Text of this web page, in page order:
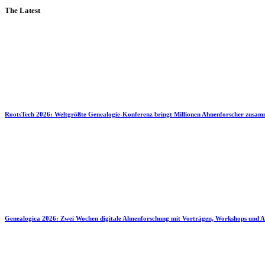
The Latest
RootsTech 2026: Weltgrößte Genealogie-Konferenz bringt Millionen Ahnenforscher
Genealogica 2026: Zwei Wochen digitale Ahnenforschung mit Vorträgen, Workshops und